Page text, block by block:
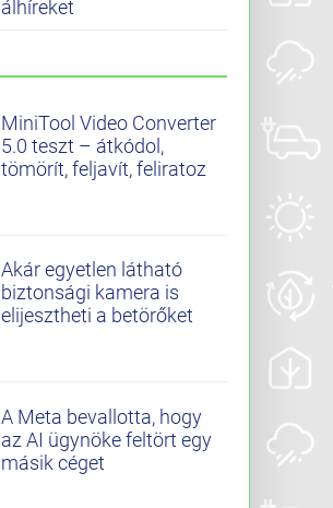
álhíreket
MiniTool Video Converter
5.0 teszt – átkódol,
tömörít, feljavít, feliratoz
Akár egyetlen látható
biztonsági kamera is
elijesztheti a betörőket
A Meta bevallotta, hogy
az AI ügynöke feltört egy
másik céget